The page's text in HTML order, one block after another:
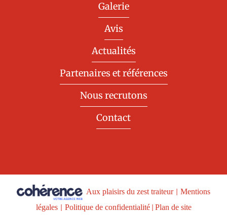
Galerie
Avis
Actualités
Partenaires et références
Nous recrutons
Contact
Aux plaisirs du zest traiteur | Mentions
légales | Politique de confidentialité| Plan de site